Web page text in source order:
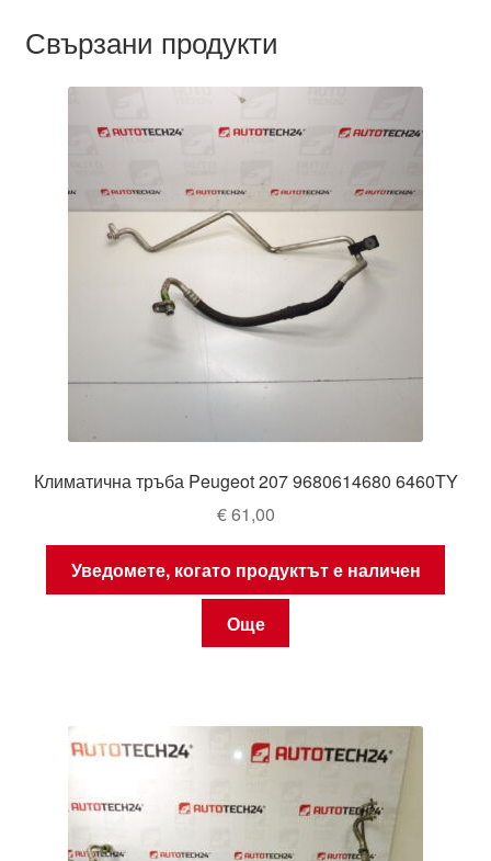
Свързани продукти
Климатична тръба Peugeot 207 9680614680 6460TY
€61,00
Уведомете, когато продуктът е наличен
Още